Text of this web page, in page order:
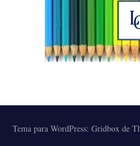
Tema para WordPress: Gridbox de